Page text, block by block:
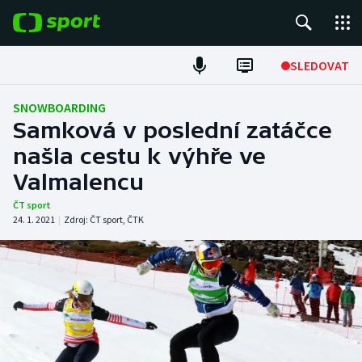
SLEDOVAT
Fotbal
Hokej
Tenis
Atletika
Cyklistika
DALŠÍ SPORTY
Americký fotbal
NEPŘEHLÉDNĚTE
SNOWBOARDING
Samková v poslední zatáčce
našla cestu k výhře ve
Valmalencu
ČT sport
24. 1. 2021 | Zdroj: ČT sport, ČTK